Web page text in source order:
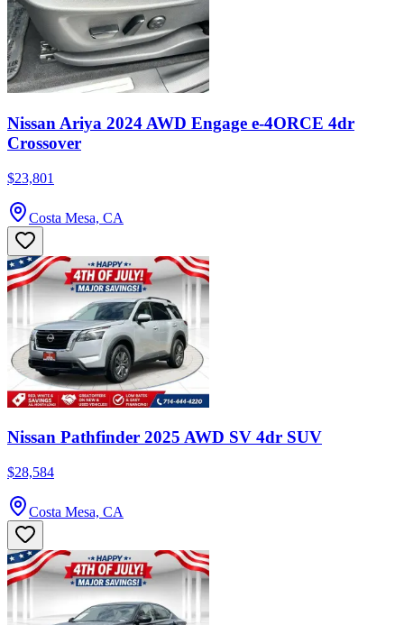
Nissan Ariya 2024 AWD Engage e-4ORCE 4dr
Crossover
$23,801
Costa Mesa, CA
Nissan Pathfinder 2025 AWD SV 4dr SUV
$28,584
Costa Mesa, CA